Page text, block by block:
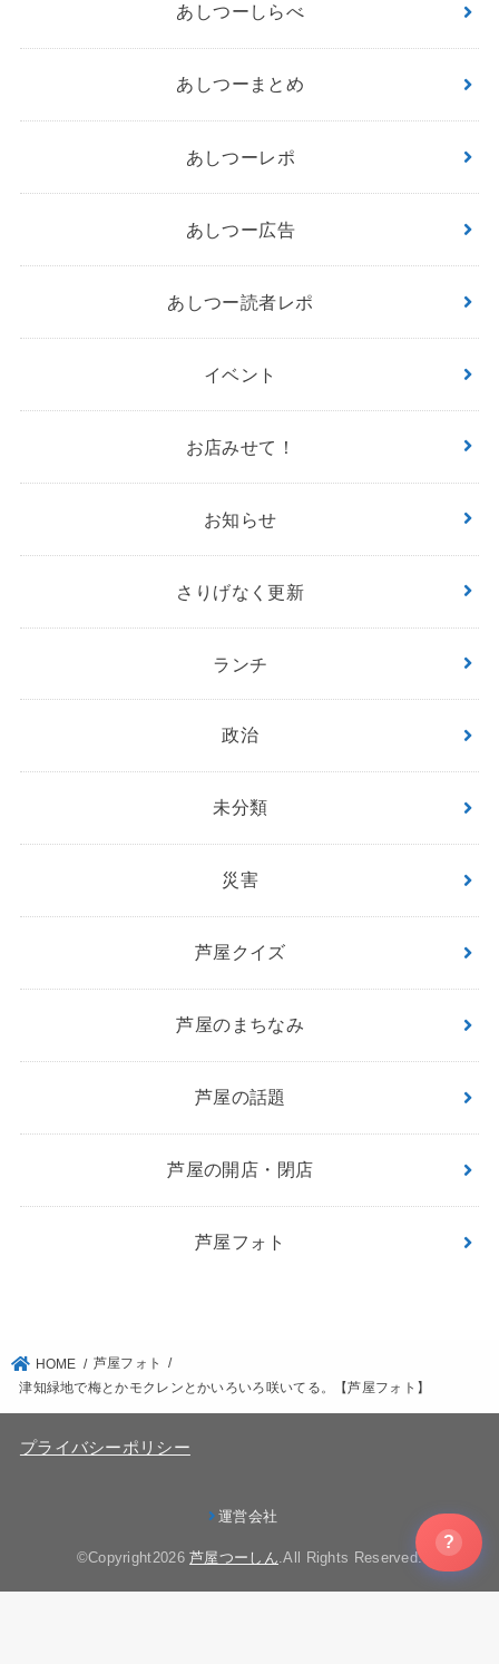
あしつーしらべ
あしつーまとめ
あしつーレポ
あしつー広告
あしつー読者レポ
イベント
お店みせて！
お知らせ
さりげなく更新
ランチ
政治
未分類
災害
芦屋クイズ
芦屋のまちなみ
芦屋の話題
芦屋の開店・閉店
芦屋フォト
HOME
芦屋フォト
津知緑地で梅とかモクレンとかいろいろ咲いてる。【芦屋フォト】
プライバシーポリシー
運営会社
©Copyright2026芦屋つーしん .All Rights Reserved.
?